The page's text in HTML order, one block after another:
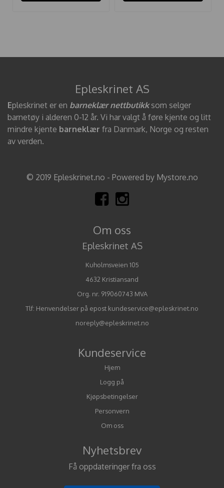
Epleskrinet AS
Epleskrinet er en barneklær nettbutikksom selger
barnetøy i alderen 0-12 år. Vi har valgt å føre kjente og litt
mindre kjente barneklær fra Danmark, Norge og resten
av verden.
© 2019 Epleskrinet.no - Powered by Mystore.no
Om oss
Epleskrinet AS
Kuholmsveien 105
4632 Kristiansand
Org. nr. 919060743 MVA
Tlf: Henvendelser på epost kundeservice@epleskrinet.no
noreply@epleskrinet.no
Kundeservice
Hjem
Logg på
Kjøpsbetingelser
Personvern
Om oss
Nyhetsbrev
Få oppdateringer fra oss